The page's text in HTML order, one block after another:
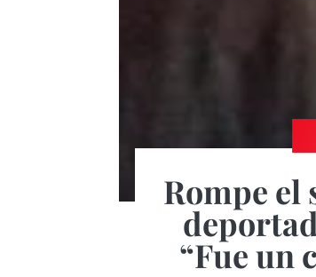
Rompe
“Fue un